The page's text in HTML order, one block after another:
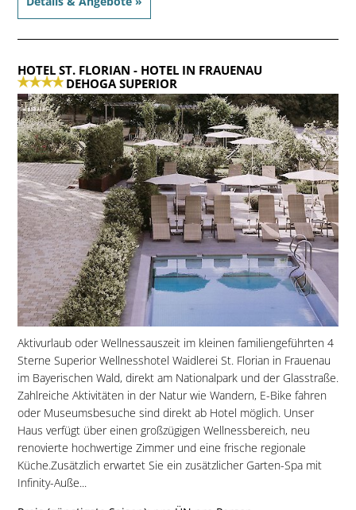
HOTEL ST. FLORIAN - HOTEL IN FRAUENAU
DEHOGA SUPERIOR
Aktivurlaub oder Wellnessauszeit im kleinen familiengeführten 4
Sterne Superior Wellnesshotel Waidlerei St. Florian in Frauenau
im Bayerischen Wald, direkt am Nationalpark und der Glasstraße.
Zahlreiche Aktivitäten in der Natur wie Wandern, E-Bike fahren
oder Museumsbesuche sind direkt ab Hotel möglich. Unser
Haus verfügt über einen großzügigen Wellnessbereich, neu
renovierte hochwertige Zimmer und eine frische regionale
Küche.Zusätzlich erwartet Sie ein zusätzlicher Garten-Spa mit
Infinity-Auße...